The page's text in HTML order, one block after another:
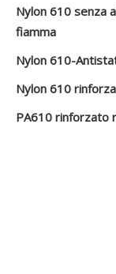
Nylon 610 senza
fiamma
Nylon 610-
Nylon 610
PA610 rinforzato